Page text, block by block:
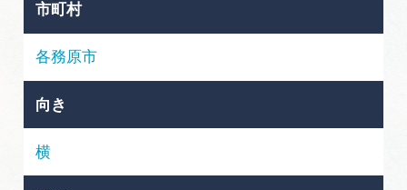
岐阜県まるごと観光エリアガイド
岐阜県観光データベース
市町村
各務原市
向き
横